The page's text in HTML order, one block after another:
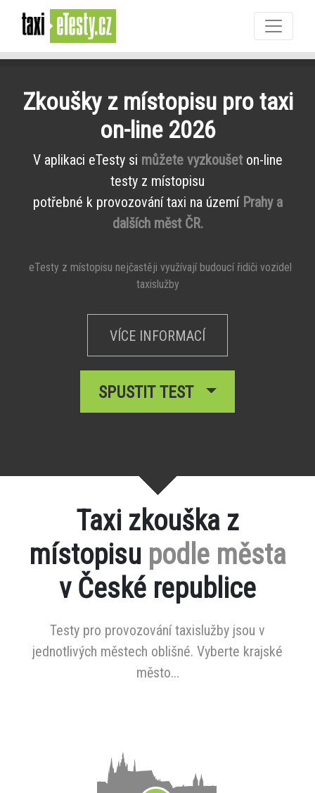
Zkoušky z místopisu pro taxi
on-line 2026
V aplikaci eTesty si můžete vyzkoušeton-line
testy z místopisu
potřebné k provozování taxi na území Prahy a
dalších měst ČR.
eTesty z místopisu nejčastěji využívají budoucí řidiči vozidel
taxislužby
VÍCE INFORMACÍ
SPUSTIT TEST
Taxi zkouška z
místopisu podle města
v České republice
Testy pro provozování taxislužby jsou v
jednotlivých městech oblišné. Vyberte krajské
město...